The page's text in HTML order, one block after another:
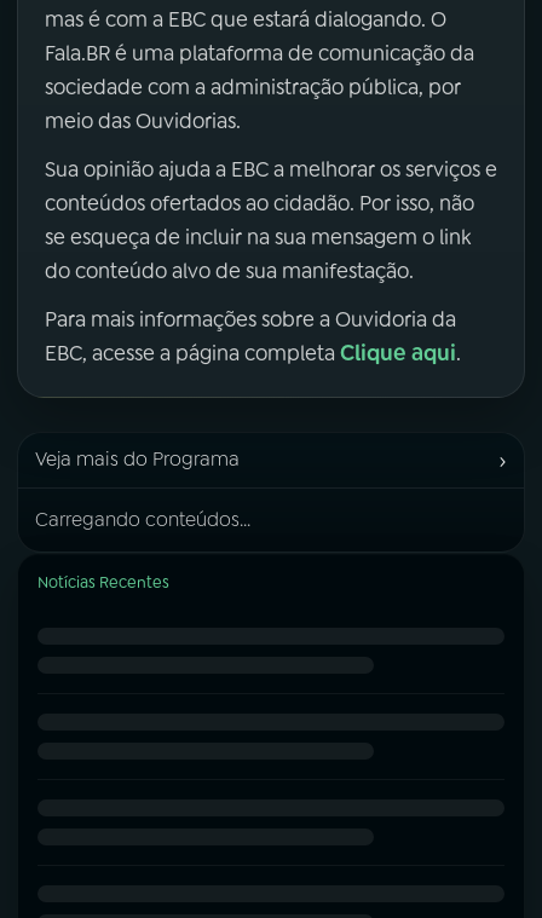
mas é com a EBC que estará dialogando. O
Fala.BR é uma plataforma de comunicação da
sociedade com a administração pública, por
meio das Ouvidorias.
Sua opinião ajuda a EBC a melhorar os serviços e
conteúdos ofertados ao cidadão. Por isso, não
se esqueça de incluir na sua mensagem o link
do conteúdo alvo de sua manifestação.
Para mais informações sobre a Ouvidoria da
EBC, acesse a página completa Clique aqui.
Veja mais do Programa ›
Carregando conteúdos...
Notícias Recentes